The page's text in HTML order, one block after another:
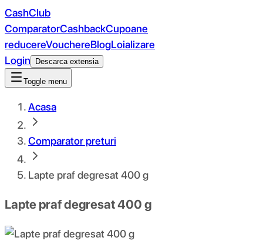
CashClub
ComparatorCashbackCupoane
reducereVouchereBlogLoializare
Login
Descarca extensia
Toggle menu
Acasa
Comparator preturi
Lapte praf degresat 400 g
Lapte praf degresat 400 g